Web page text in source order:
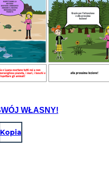
WŁASNY!
Kopia